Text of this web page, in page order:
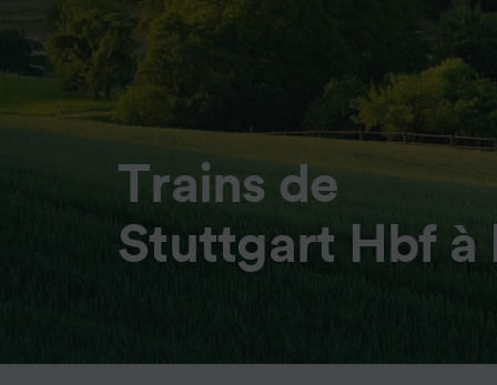
Trains de
Stuttgart Hbf à